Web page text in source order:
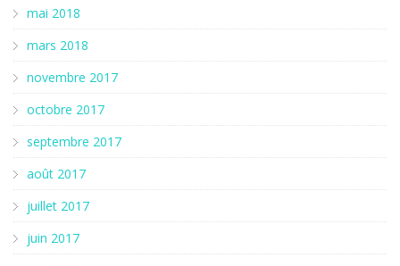
mai 2018
mars 2018
novembre 2017
octobre 2017
septembre 2017
août 2017
juillet 2017
juin 2017